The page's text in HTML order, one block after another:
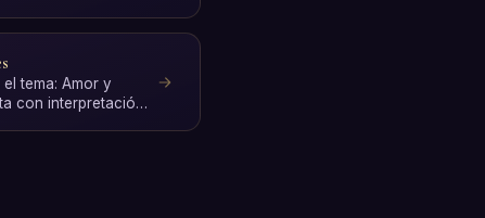
tema: Amor y
con interpretación